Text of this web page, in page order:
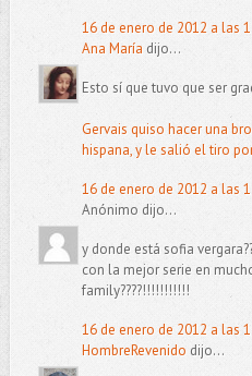
16 de enero de 2012 a las
Ana María dijo...
Esto sí que tuvo que ser
Gervais quiso hacer una
hispana, y le salió el tiro
16 de enero de 2012 a las
Anónimo dijo...
y donde está sofia
con la mejor serie en
family????!!!!!!!!!!!
16 de enero de 2012 a las
HombreRevenido dijo...